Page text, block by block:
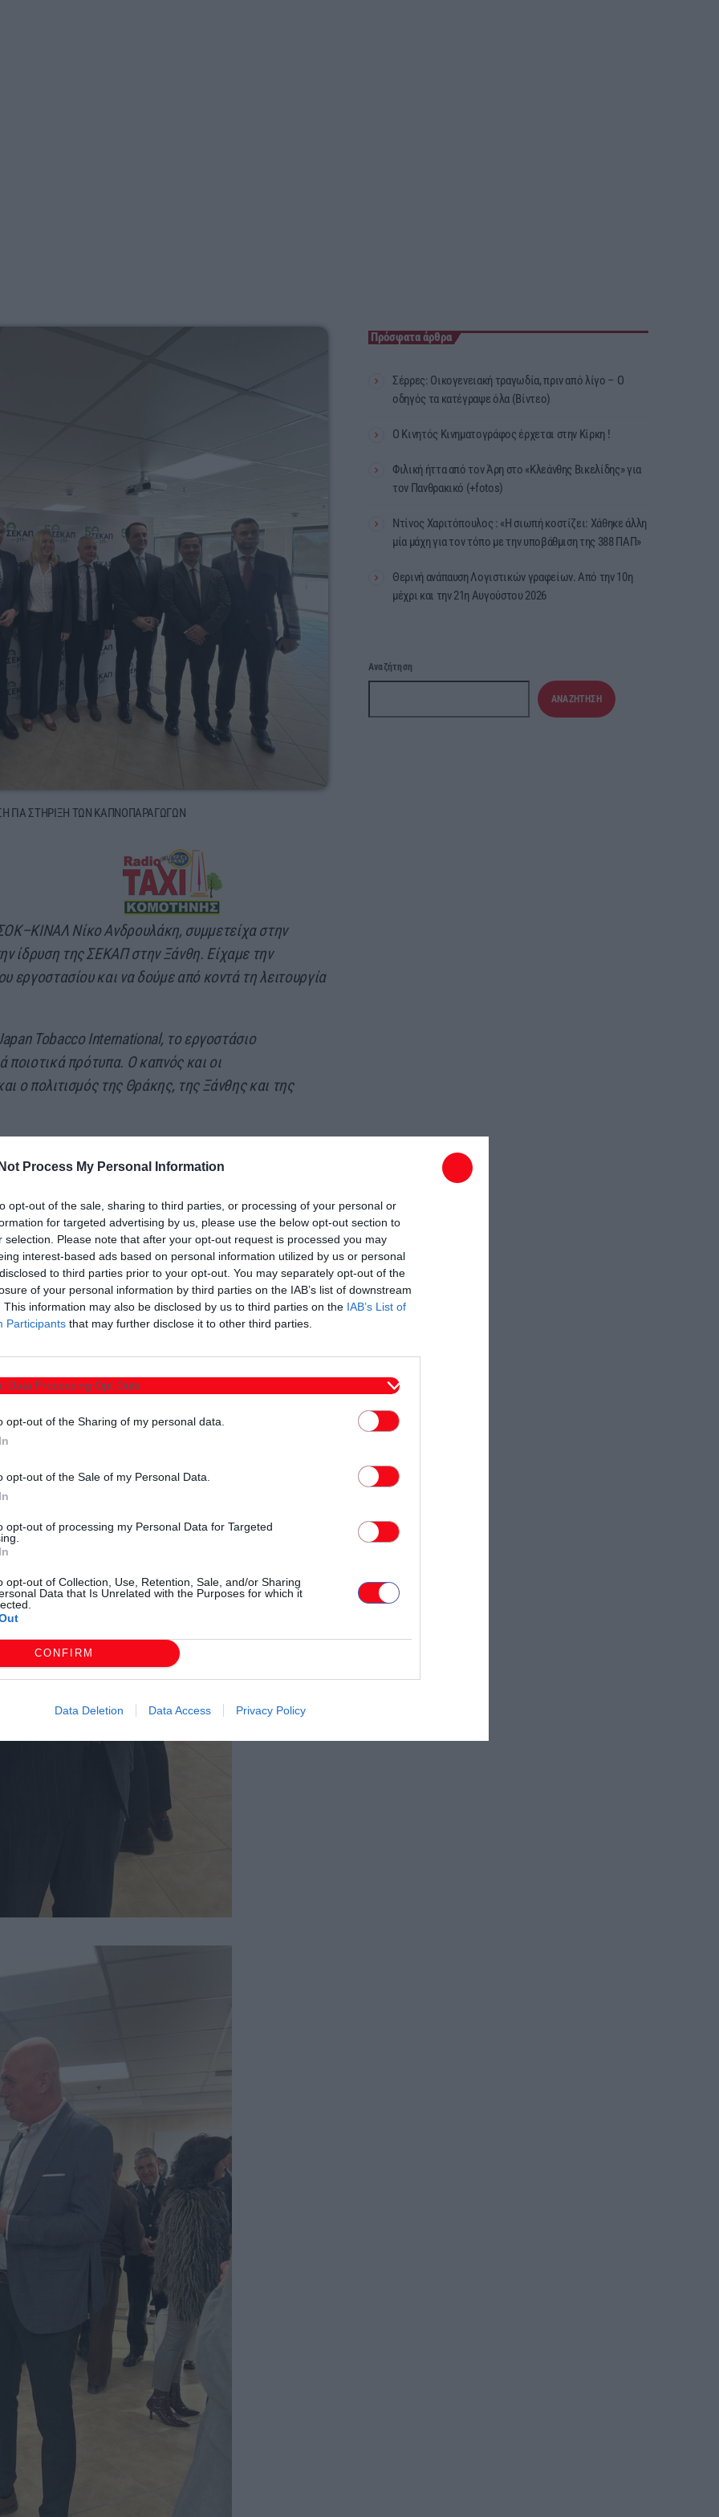
Process My Personal Information
opt-out of the sale, sharing to third parties, or processing of your personal or
for targeted advertising by us, please use the below opt-out section to
selection. Please note that after your opt-out request is processed you may
interest-based ads based on personal information utilized by us or personal
to third parties prior to your opt-out. You may separately opt-out of the
of your personal information by third parties on the IAB’s list of downstream
This information may also be disclosed by us to third parties on the IAB’s List of
Participants that may further disclose it to other third parties.
Data Processing Opt Outs
opt-out of the Sharing of my personal data.
opt-out of the Sale of my Personal Data.
opt-out of processing my Personal Data for Targeted
opt-out of Collection, Use, Retention, Sale, and/or Sharing
Data that Is Unrelated with the Purposes for which it
CONFIRM
Data Deletion Data Access Privacy Policy
ΓΙΑ ΣΤΗΡΙΞΗ ΤΩΝ ΚΑΠΝΟΠΑΡΑΓΩΓΩΝ
Νίκο Ανδρουλάκη, συμμετείχα στην
ίδρυση της ΣΕΚΑΠ στην Ξάνθη. Είχαμε την
εργοστασίου και να δούμε από κοντά τη λειτουργία
Tobacco International, το εργοστάσιο
ποιοτικά πρότυπα. Ο καπνός και οι
ο πολιτισμός της Θράκης, της Ξάνθης και της
να υιοθετηθεί η πρότασή μου για
Μια στήριξη αναγκαία όχι μόνο για την
παραγωγή και οι άνθρωποι στον τόπο τους.
Πρόσφατα άρθρα
Σέρρες: Οικογενειακή τραγωδία, πριν από λίγο – Ο
οδηγός τα κατέγραψε όλα (Βίντεο)
Ο Κινητός Κινηματογράφος έρχεται στην Κίρκη !
Φιλική ήττα από τον Άρη στο «Κλεάνθης Βικελίδης» για
τον Πανθρακικό (+fotos)
Ντίνος Χαριτόπουλος : «Η σιωπή κοστίζει: Χάθηκε άλλη
μία μάχη για τον τόπο με την υποβάθμιση της 388 ΠΑΠ»
Θερινή ανάπαυση Λογιστικών γραφείων. Από την 10η
μέχρι και την 21η Αυγούστου 2026
Αναζήτηση
ΑΝΑΖΉΤΗΣΗ